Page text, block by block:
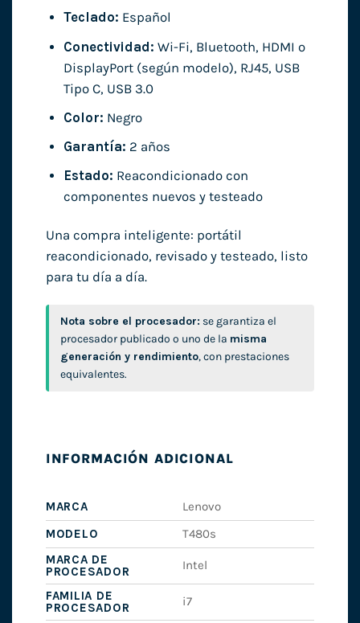
Teclado: Español
Conectividad: Wi-Fi, Bluetooth, HDMI o
DisplayPort (según modelo), RJ45, USB
Tipo C, USB 3.0
Color: Negro
Garantía: 2 años
Estado: Reacondicionado con
componentes nuevos y testeado
Una compra inteligente: portátil
reacondicionado, revisado y testeado, listo
para tu día a día.
Nota sobre el procesador: se garantiza el
procesador publicado o uno de la misma
generación y rendimiento, con prestaciones
equivalentes.
INFORMACIÓN ADICIONAL
MARCA
Lenovo
MODELO
T480s
MARCA DE
PROCESADOR
Intel
FAMILIA DE
PROCESADOR
i7